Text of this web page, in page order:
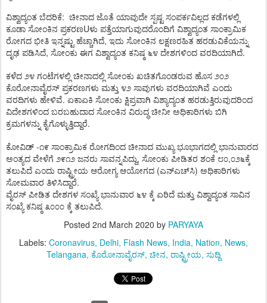
ವಿಶ್ವಾದ್ಯಂತ ಬೆದರಿಕೆ: ಚೀನಾದ ಜೊತೆ ಯಾವುದೇ ಸ್ಪಷ್ಟ ಸಂಪರ್ಕವಿಲ್ಲದ ಕಡೆಗಳಲ್ಲಿ
ಕೂಡಾ ಸೋಂಕಿನ ಪ್ರಕರಣUಳು ಪತ್ತೆಯಾಗುವುದರೊಂದಿಗೆ ವಿಶ್ವಾದ್ಯಂತ ಸಾಂಕ್ರಾಮಿಕ
ರೋಗದ ಭೀತಿ ಇನ್ನಷ್ಟು ಹೆಚ್ಚಾಗಿದೆ, ಇದು ಸೋಂಕಿನ ಲಕ್ಷಣರಹಿತ ಹರಡುವಿಕೆಯನ್ನು
ದೃಢ ಪಡಿಸಿದೆ, ಸೋಂಕು ಈಗ ವಿಶ್ವಾದ್ಯಂತ ಕನಿಷ್ಠ ೬೪ ದೇಶಗಳಿಂದ ವರದಿಯಾಗಿದೆ.
ಕಳೆದ ೨೪ ಗಂಟೆಗಳಲ್ಲಿ ಚೀನಾದಲ್ಲಿ ಸೋಂಕು ಖಚಿತಗೊಂಡರುವ ಹೊಸ ೨೦೨
ಕೊರೋನಾವೈರಸ್ ಪ್ರಕರಣಗಳು ಮತ್ತು ೪೨ ಸಾವುಗಳು ವರದಿಯಾಗಿವೆ ಎಂದು
ವರದಿಗಳು ಹೇಳಿವೆ. ಏಕಾಏಕಿ ಸೋಂಕು ಕ್ಷಿಪ್ರವಾಗಿ ವಿಶ್ಯಾದ್ಯಂತ ಹರಡುತ್ತಿರುವುದರಿಂದ
ವಿದೇಶಗಳಿಂದ ಬರಬಹುದಾದ ಸೋಂಕಿನ ವಿರುದ್ಧ ಚೀನೀ ಅಧಿಕಾರಿಗಳು ಬಿಗಿ
ಕ್ರಮಗಳನ್ನು ಕೈಗೊಳ್ಳುತ್ತಿದ್ದಾರೆ.
ಕೋವಿಡ್ -೧೯ ಸಾಂಕ್ರಾಮಿಕ ರೋಗದಿಂದ ಚೀನಾದ ಮುಖ್ಯ ಭೂಭಾಗದಲ್ಲಿ ಭಾನುವಾರದ
ಅಂತ್ಯದ ವೇಳೆಗೆ ೨೯೧೨ ಜನರು ಸಾವನ್ನಪಿದ್ದು, ಸೋಂಕು ಪೀಡಿತರ ಶಂಕೆ ೮೦,೦೨೬ಕ್ಕೆ
ತಲುಪಿದೆ ಎಂದು ರಾಷ್ಟ್ರೀಯ ಆರೋಗ್ಯ ಆಯೋಗದ (ಎನ್‌ಎಚ್‌ಸಿ) ಅಧಿಕಾರಿಗಳು
ಸೋಮವಾರ ತಿಳಿಸಿದ್ದಾರೆ.
ವೈರಸ್ ಪೀಡಿತ ದೇಶಗಳ ಸಂಖ್ಯೆ ಭಾನುವಾರ ೬೪ ಕ್ಕೆ ಏರಿದೆ ಮತ್ತು ವಿಶ್ವಾದ್ಯಂತ ಸಾವಿನ
ಸಂಖ್ಯೆ ಕನಿಷ್ಠ ೩೦೦೦ ಕ್ಕೆ ತಲುಪಿದೆ.
Posted 2nd March 2020 by PARYAYA
Labels: Coronavirus Delhi Flash News India Nation News
Telangana ಕೊರೋನಾವೈರಸ್ ಚೀನ ರಾಷ್ಟ್ರೀಯ ಸುದ್ದಿ